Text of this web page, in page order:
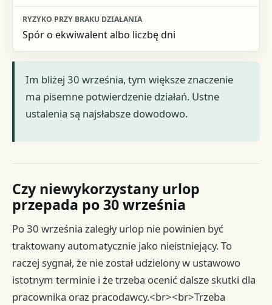
Spór o ekwiwalent albo liczbę dni
Im bliżej 30 września, tym większe znaczenie
ma pisemne potwierdzenie działań. Ustne
ustalenia są najsłabsze dowodowo.
Czy niewykorzystany urlop
przepada po 30 września
Po 30 września zaległy urlop nie powinien być
traktowany automatycznie jako nieistniejący. To
raczej sygnał, że nie został udzielony w ustawowo
istotnym terminie i że trzeba ocenić dalsze skutki dla
pracownika oraz pracodawcy.<br><br>Trzeba